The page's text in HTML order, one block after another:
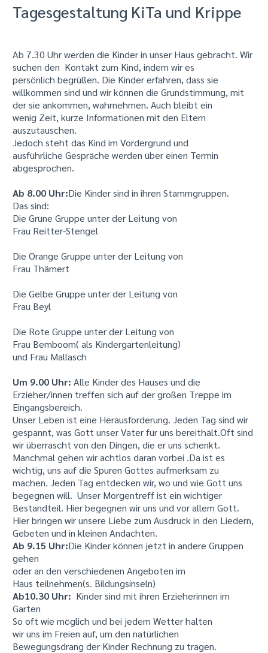
Tagesgestaltung KiTa und Krippe
Ab 7.30 Uhr werden die Kinder in unser Haus gebracht. Wir
suchen den Kontakt zum Kind, indem wir es
persönlich begrüßen. Die Kinder erfahren, dass sie
willkommen sind und wir können die Grundstimmung, mit
der sie ankommen, wahrnehmen. Auch bleibt ein
wenig Zeit, kurze Informationen mit den Eltern
auszutauschen.
Jedoch steht das Kind im Vordergrund und
ausführliche Gespräche werden über einen Termin
abgesprochen.
Ab 8.00 Uhr:Die Kinder sind in ihren Stammgruppen.
Das sind:
Die Grüne Gruppe unter der Leitung von
Frau Reitter-Stengel
Die Orange Gruppe unter der Leitung von
Frau Thämert
Die Gelbe Gruppe unter der Leitung von
Frau Beyl
Die Rote Gruppe unter der Leitung von
Frau Bemboom( als Kindergartenleitung)
und Frau Mallasch
Um 9.00 Uhr: Alle Kinder des Hauses und die
Erzieher/innen treffen sich auf der großen Treppe im
Eingangsbereich.
Unser Leben ist eine Herausforderung. Jeden Tag sind wir
gespannt, was Gott unser Vater für uns bereithält.Oft sind
wir überrascht von den Dingen, die er uns schenkt.
Manchmal gehen wir achtlos daran vorbei .Da ist es
wichtig, uns auf die Spuren Gottes aufmerksam zu
machen. Jeden Tag entdecken wir, wo und wie Gott uns
begegnen will. Unser Morgentreff ist ein wichtiger
Bestandteil. Hier begegnen wir uns und vor allem Gott.
Hier bringen wir unsere Liebe zum Ausdruck in den Liedern,
Gebeten und in kleinen Andachten.
Ab 9.15 Uhr:Die Kinder können jetzt in andere Gruppen
gehen
oder an den verschiedenen Angeboten im
Haus teilnehmen(s. Bildungsinseln)
Ab10.30 Uhr: Kinder sind mit ihren Erzieherinnen im
Garten
So oft wie möglich und bei jedem Wetter halten
wir uns im Freien auf, um den natürlichen
Bewegungsdrang der Kinder Rechnung zu tragen.